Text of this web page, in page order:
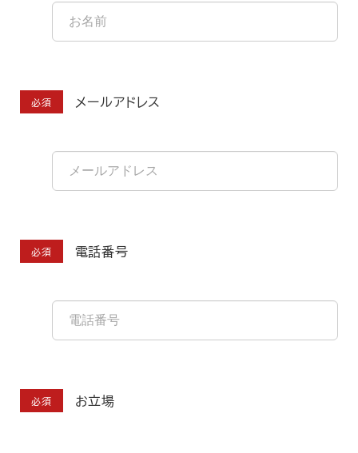
必須 メールアドレス
必須 電話番号
必須 お立場